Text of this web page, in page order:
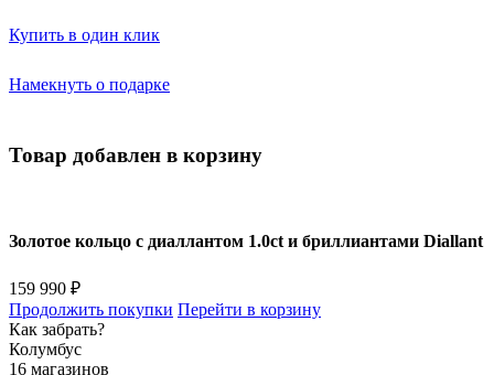
Купить в один клик
Намекнуть о подарке
Товар добавлен в корзину
Золотое кольцо с диаллантом 1.0ct и бриллиантами Diallant
159 990 ₽
Продолжить покупки Перейти в корзину
Как забрать?
Колумбус
16 магазинов